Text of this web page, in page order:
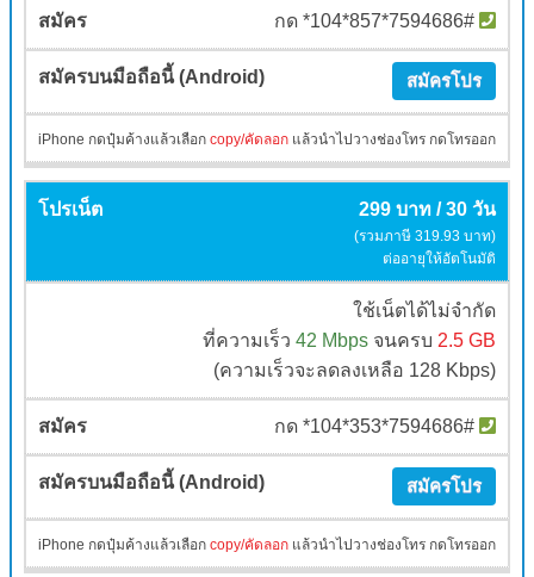
กด *104*857*7594686#
สมัครโปร
iPhone กดปุ๋มค้างแล้วเลือกcopy/คัดลอก แล้วนำไปวางช่องโทร กดโทรออก
299 บาท / 30 วัน
(รวมภาษี 319.93 บาท)
ต่ออายุให้อัตโนมัติ
ใช้เน็ตได้ไม่จำกัด
ที่ความเร็ว42 Mbps จนครบ 2.5 GB
(ความเร็วจะลดลงเหลือ 128 Kbps)
กด *104*353*7594686#
สมัครโปร
iPhone กดปุ๋มค้างแล้วเลือกcopy/คัดลอก แล้วนำไปวางช่องโทร กดโทรออก